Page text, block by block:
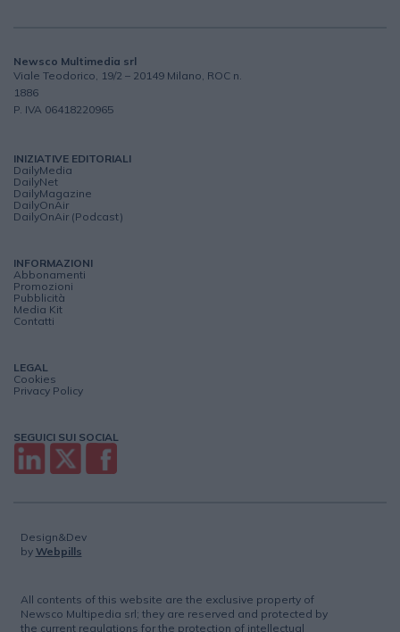
Newsco Multimedia srl
Viale Teodorico, 19/2 – 20149 Milano, ROC n.
1886
P. IVA 06418220965
INIZIATIVE EDITORIALI
DailyMedia
DailyNet
DailyMagazine
DailyOnAir
DailyOnAir (Podcast)
INFORMAZIONI
Abbonamenti
Promozioni
Pubblicità
Media Kit
Contatti
LEGAL
Cookies
Privacy Policy
SEGUICI SUI SOCIAL
Design&Dev
by Webpills
All contents of this website are the exclusive property of
Newsco Multipedia srl; they are reserved and protected by
the current regulations for the protection of intellectual